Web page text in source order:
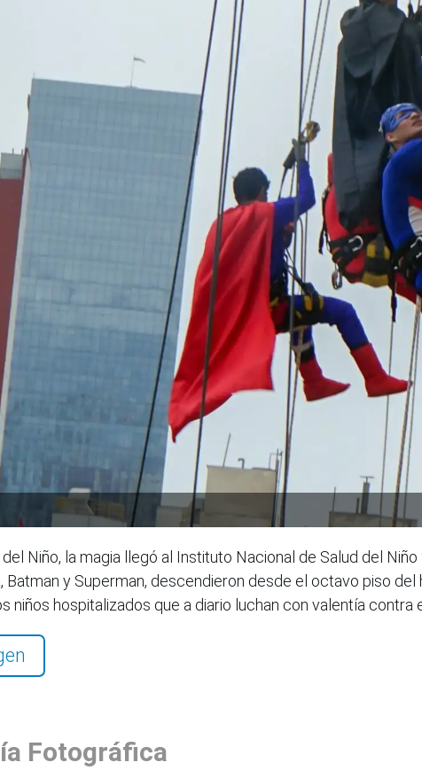
del Niño, la magia llegó al Instituto Nacional de Salud del
Batman y Superman, descendieron desde el octavo piso
niños hospitalizados que a diario luchan con valentía
Fotográfica